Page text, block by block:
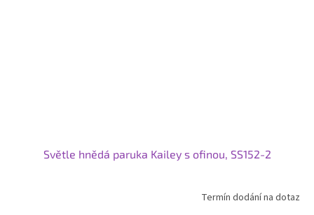
Světle hnědá paruka Kailey s ofinou, SS152-2
Termín dodání na dotaz